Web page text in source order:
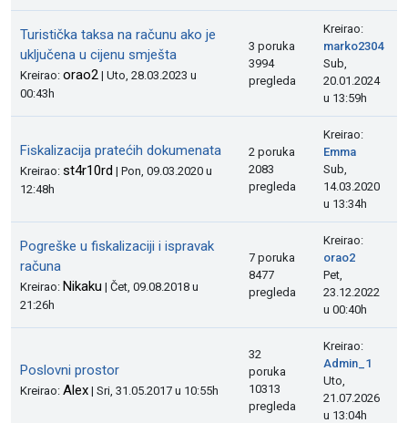
Turistička taksa na računu ako je
uključena u cijenu smješta
Kreirao: orao2 | Uto, 28.03.2023 u
00:43h
3 poruka
3994
pregleda
Kreirao:
marko2304
Sub,
20.01.2024
u 13:59h
Fiskalizacija pratećih dokumenata
Kreirao: st4r10rd | Pon, 09.03.2020 u
12:48h
2 poruka
2083
pregleda
Kreirao:
Emma
Sub,
14.03.2020
u 13:34h
Pogreške u fiskalizaciji i ispravak
računa
Kreirao: Nikaku | Čet, 09.08.2018 u
21:26h
7 poruka
8477
pregleda
Kreirao:
orao2
Pet,
23.12.2022
u 00:40h
Poslovni prostor
Kreirao: Alex | Sri, 31.05.2017 u 10:55h
32
poruka
10313
pregleda
Kreirao:
Admin_1
Uto,
21.07.2026
u 13:04h